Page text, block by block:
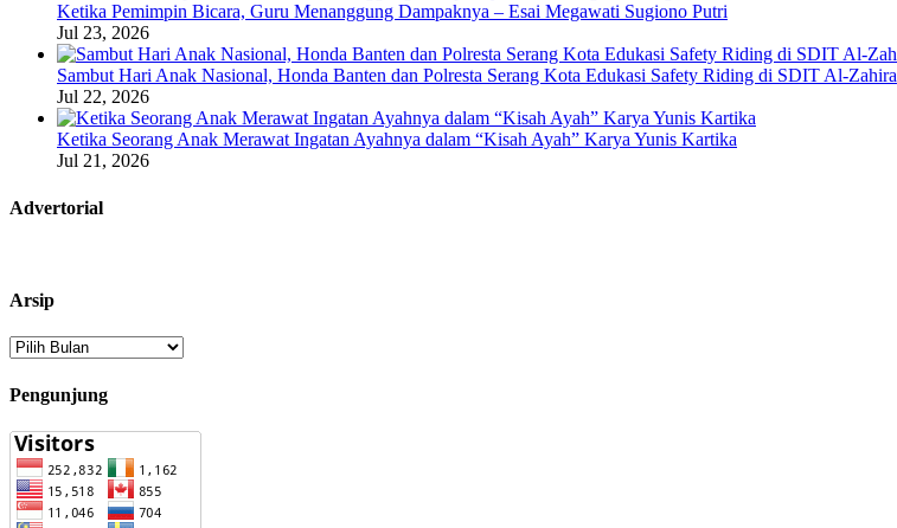
Ketika Pemimpin Bicara, Guru Menanggung Dampaknya – Esai Megawati Sugiono Putri
Jul 23, 2026
Sambut Hari Anak Nasional, Honda Banten dan Polresta Serang Kota Edukasi Safety Riding di SDIT Al-Zahira
Jul 22, 2026
Ketika Seorang Anak Merawat Ingatan Ayahnya dalam “Kisah Ayah” Karya Yunis Kartika
Jul 21, 2026
Advertorial
Arsip
Arsip
Pengunjung